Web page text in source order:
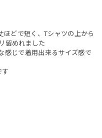
ほどで短く、Tシャツの上から
留めれました
感じで着用出来るサイズ感で
す